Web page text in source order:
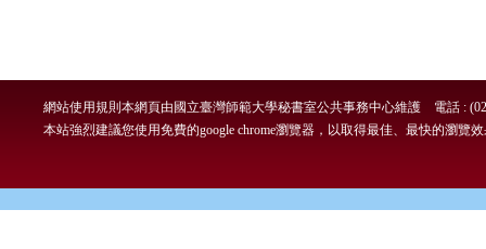
本網頁由國立臺灣師範大學秘書室公共事務中心維護 電話 :
網站使用規則
本站強烈建議您使用免費的google chrome瀏覽器，以取得最佳、最快的瀏覽